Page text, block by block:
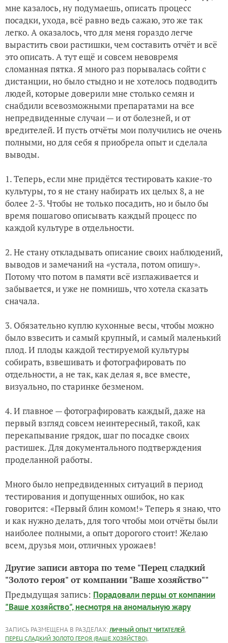
мне казалось, ну подумаешь, описать процесс
посадки, ухода, всё равно ведь сажаю, это же так
легко. А оказалось, что для меня гораздо легче
вырастить свои растишки, чем составить отчёт и всё
это описать. А тут ещё и совсем невовремя
сломанная пятка. Я много раз порывалась сойти с
дистанции, но было стыдно и не хотелось подводить
людей, которые доверили мне столько семян и
снабдили всевозможными препаратами на все
непредвиденные случаи — и от болезней, и от
вредителей. И пусть отчёты мои получились не очень
полными, но для себя я приобрела опыт и сделала
выводы.
1. Теперь, если мне придётся тестировать какие-то
культуры, то я не стану набирать их целых 8, а не
более 2-3. Чтобы не только посадить, но и было бы
время пошагово описывать каждый процесс по
каждой культуре в отдельности.
2. Не стану откладывать описание своих наблюдений,
выводов и замечаний на «устала, потом опишу».
Потому что потом в памяти всё изглаживается и
забывается, и уже не помнишь, что хотела сказать
сначала.
3. Обязательно куплю кухонные весы, чтобы можно
было взвесить и самый крупный, и самый маленький
плод. И плоды каждой тестируемой культуры
собирать, взвешивать и фотографировать по
отдельности, а не так, как делая я, все вместе,
визуально, по старинке безменом.
4. И главное — фотографировать каждый, даже на
первый взгляд совсем неинтересный, такой, как
перекапывание грядок, шаг по посадке своих
растишек. Для документального подтверждения
проделанной работы.
Много было непредвиденных ситуаций в период
тестирования и допущенных ошибок, но как
говорится: «Первый блин комом!» Теперь я знаю, что
и как нужно делать, для того чтобы мои отчёты были
наиболее полными, а опыт дорогого стоит! Желаю
всем, друзья мои, отличных урожаев!
Другие записи автора по теме "Перец сладкий
"Золото героя" от компании "Ваше хозяйство""
Предыдущая запись: Порадовали перцы от компании
"Ваше хозяйство", несмотря на аномальную жару
ЗАПИСЬ РАЗМЕЩЕНА В РАЗДЕЛАХ: ЛИЧНЫЙ ОПЫТ ЧИТАТЕЛЕЙ,
ПЕРЕЦ СЛАДКИЙ ЗОЛОТО ГЕРОЯ (ВАШЕ ХОЗЯЙСТВО),